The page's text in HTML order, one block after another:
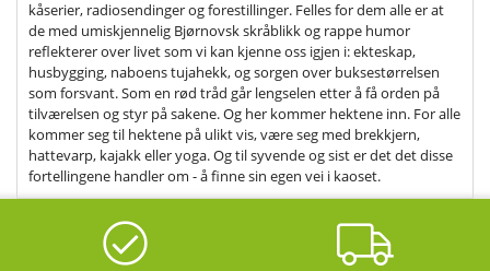
kåserier, radiosendinger og forestillinger. Felles for dem alle er at
de med umiskjennelig Bjørnovsk skråblikk og rappe humor
reflekterer over livet som vi kan kjenne oss igjen i: ekteskap,
husbygging, naboens tujahekk, og sorgen over buksestørrelsen
som forsvant. Som en rød tråd går lengselen etter å få orden på
tilværelsen og styr på sakene. Og her kommer hektene inn. For alle
kommer seg til hektene på ulikt vis, være seg med brekkjern,
hattevarp, kajakk eller yoga. Og til syvende og sist er det det disse
fortellingene handler om - å finne sin egen vei i kaoset.